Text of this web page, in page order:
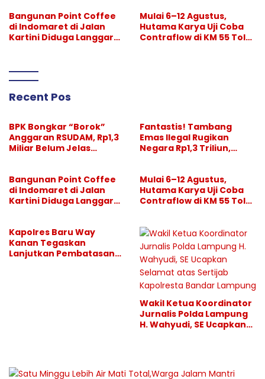
a
Setahun, “Bos Besar” Tak
Tersentuh
Bangunan Point Coffee
di Indomaret di Jalan
Kartini Diduga Langgar
Mulai 6–12 Agustus,
Hutama Karya Uji Coba
Contraflow di KM 55 Tol
Recent Pos
BPK Bongkar “Borok”
Anggaran RSUDAM, Rp1,3
Miliar Belum Jelas
Fantastis! Tambang
Emas Ilegal Rugikan
Negara Rp1,3 Triliun,
Tersentuh
Bangunan Point Coffee
di Indomaret di Jalan
Kartini Diduga Langgar
Mulai 6–12 Agustus,
Hutama Karya Uji Coba
Contraflow di KM 55 Tol
Kapolres Baru Way
Kanan Tegaskan
Lanjutkan Pembatasan
Wakil Ketua Koordinator
Jurnalis Polda Lampung
H. Wahyudi, SE Ucapkan